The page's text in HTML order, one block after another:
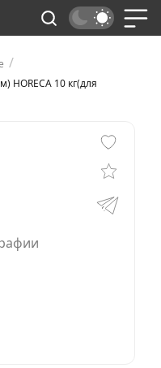
/
HORECA 10 кг(для